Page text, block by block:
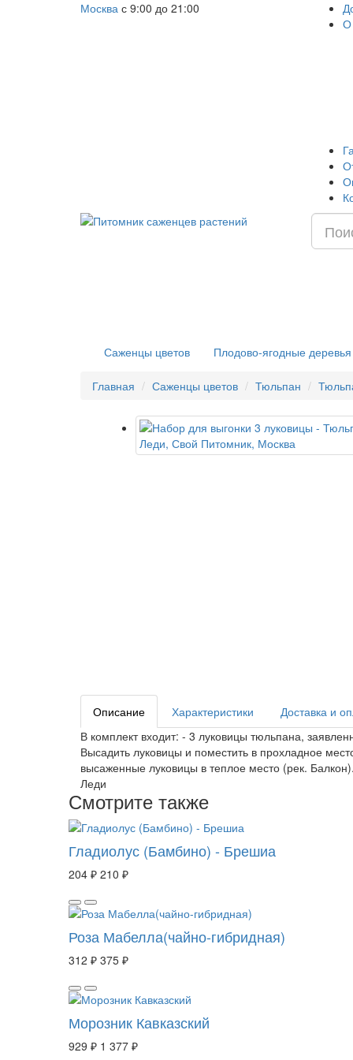
Москва с 9:00 до 21:00
О
Саженцы цветов Плодово-ягодные
Главная Саженцы цветов Тюльпан
Описание Характеристики
Доставка и
В комплект входит: - 3 луковицы тюльпана,
Высадить луковицы и поместить в прохладное
высаженные луковицы в теплое место (рек.
Леди
Смотрите также
Гладиолус (Бамбино) - Брешиа
204 ₽ 210 ₽
Роза Мабелла(чайно-гибридная)
312 ₽ 375 ₽
Морозник Кавказский
929 ₽ 1 377 ₽